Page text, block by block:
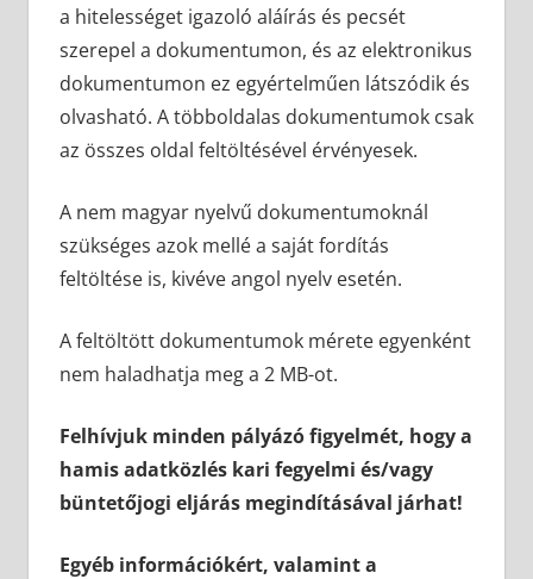
a hitelességet igazoló aláírás és pecsét
szerepel a dokumentumon, és az elektronikus
dokumentumon ez egyértelműen látszódik és
olvasható. A többoldalas dokumentumok csak
az összes oldal feltöltésével érvényesek.
A nem magyar nyelvű dokumentumoknál
szükséges azok mellé a saját fordítás
feltöltése is, kivéve angol nyelv esetén.
A feltöltött dokumentumok mérete egyenként
nem haladhatja meg a 2 MB-ot.
Felhívjuk minden pályázó figyelmét, hogy a
hamis adatközlés kari fegyelmi és/vagy
büntetőjogi eljárás megindításával járhat!
Egyéb információkért, valamint a